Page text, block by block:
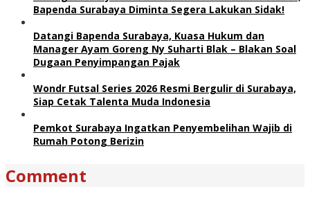
Bapenda Surabaya Diminta Segera Lakukan Sidak!
Datangi Bapenda Surabaya, Kuasa Hukum dan
Manager Ayam Goreng Ny Suharti Blak – Blakan Soal
Dugaan Penyimpangan Pajak
Wondr Futsal Series 2026 Resmi Bergulir di Surabaya,
Siap Cetak Talenta Muda Indonesia
Pemkot Surabaya Ingatkan Penyembelihan Wajib di
Rumah Potong Berizin
Comment